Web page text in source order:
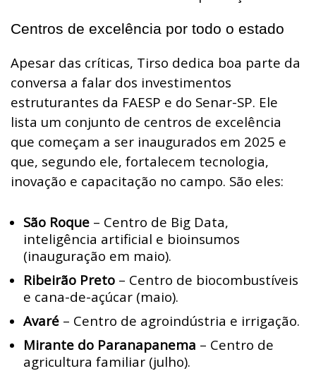
Centros de excelência por todo o estado
Apesar das críticas, Tirso dedica boa parte da
conversa a falar dos investimentos
estruturantes da FAESP e do Senar-SP. Ele
lista um conjunto de centros de excelência
que começam a ser inaugurados em 2025 e
que, segundo ele, fortalecem tecnologia,
inovação e capacitação no campo. São eles:
São Roque – Centro de Big Data,
inteligência artificial e bioinsumos
(inauguração em maio).
Ribeirão Preto – Centro de biocombustíveis
e cana-de-açúcar (maio).
Avaré – Centro de agroindústria e irrigação.
Mirante do Paranapanema – Centro de
agricultura familiar (julho).